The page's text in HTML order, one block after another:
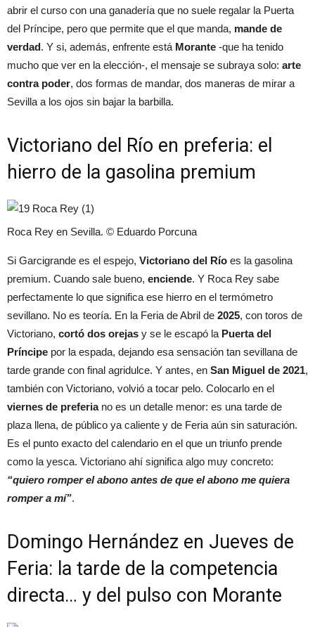
abrir el curso con una ganadería que no suele regalar la Puerta
del Príncipe, pero que permite que el que manda, mande de
verdad. Y si, además, enfrente está Morante -que ha tenido
mucho que ver en la elección-, el mensaje se subraya solo: arte
contra poder, dos formas de mandar, dos maneras de mirar a
Sevilla a los ojos sin bajar la barbilla.
Victoriano del Río en preferia: el
hierro de la gasolina premium
Roca Rey en Sevilla. © Eduardo Porcuna
Si Garcigrande es el espejo, Victoriano del Río es la gasolina
premium. Cuando sale bueno, enciende. Y Roca Rey sabe
perfectamente lo que significa ese hierro en el termómetro
sevillano. No es teoría. En la Feria de Abril de 2025, con toros de
Victoriano, cortó dos orejas y se le escapó la Puerta del
Príncipe por la espada, dejando esa sensación tan sevillana de
tarde grande con final agridulce. Y antes, en San Miguel de 2021,
también con Victoriano, volvió a tocar pelo. Colocarlo en el
viernes de preferiano es un detalle menor: es una tarde de
plaza llena, de público ya caliente y de Feria aún sin saturación.
Es el punto exacto del calendario en el que un triunfo prende
como la yesca. Victoriano ahí significa algo muy concreto:
“quiero romper el abono antes de que el abono me quiera
romper a mí”.
Domingo Hernández en Jueves de
Feria: la tarde de la competencia
directa… y del pulso con Morante